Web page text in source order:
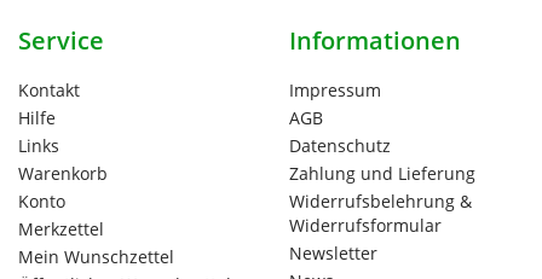
Service
Kontakt
Hilfe
Links
Warenkorb
Konto
Merkzettel
Mein Wunschzettel
Informationen
Impressum
AGB
Datenschutz
Zahlung und Lieferung
Widerrufsbelehrung &
Widerrufsformular
Newsletter